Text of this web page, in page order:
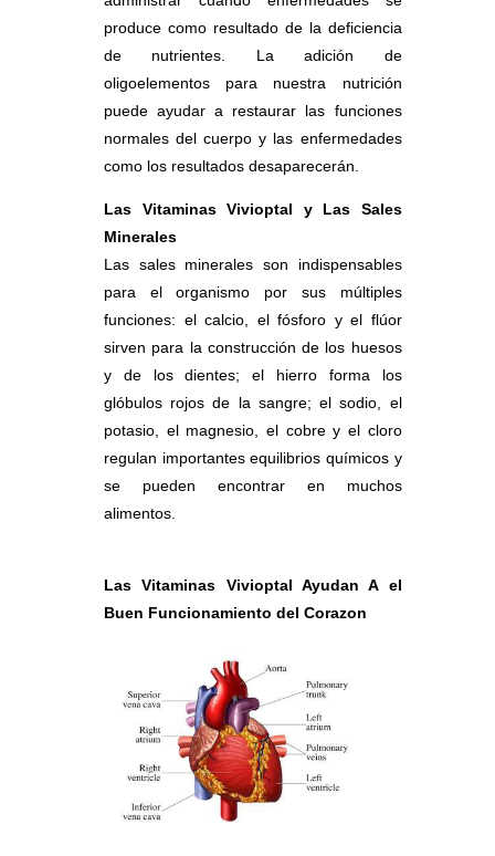
produce como resultado de la deficiencia
de nutrientes. La adición de
oligoelementos para nuestra nutrición
puede ayudar a restaurar las funciones
normales del cuerpo y las enfermedades
como los resultados desaparecerán.
Las Vitaminas Vivioptal y Las Sales
Minerales
Las sales minerales son indispensables
para el organismo por sus múltiples
funciones: el calcio, el fósforo y el flúor
sirven para la construcción de los huesos
y de los dientes; el hierro forma los
glóbulos rojos de la sangre; el sodio, el
potasio, el magnesio, el cobre y el cloro
regulan importantes equilibrios químicos y
se pueden encontrar en muchos
alimentos.
Las Vitaminas Vivioptal Ayudan A el
Buen Funcionamiento del Corazon